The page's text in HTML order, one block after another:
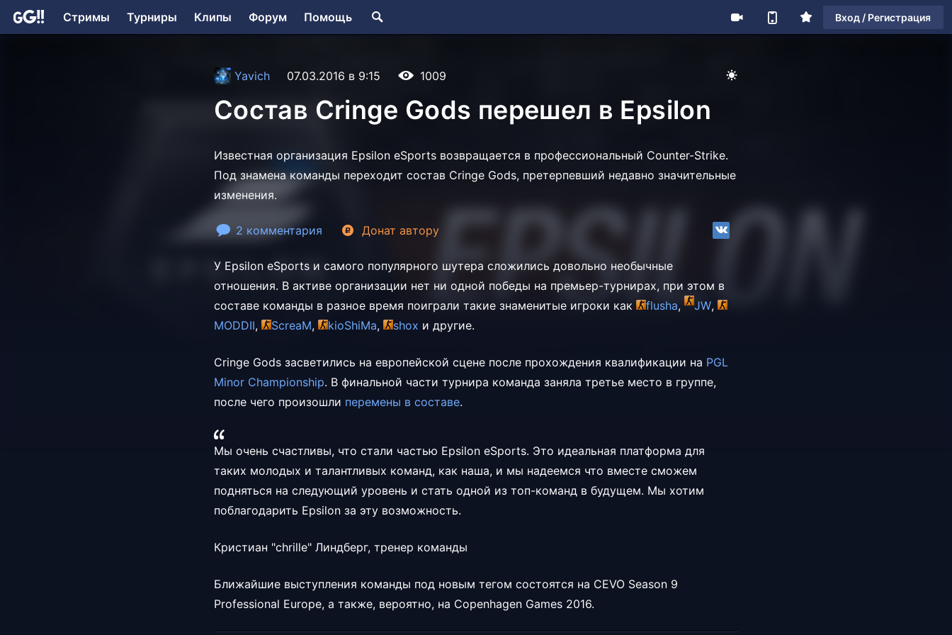
Стримы Турниры Клипы Форум Помощь Вход / Регистрация
Yavich 07.03.2016 в 9:15 1009
Состав Cringe Gods перешел в Epsilon
Известная организация Epsilon eSports возвращается в профессиональный Counter-Strike.
Под знамена команды переходит состав Cringe Gods, претерпевший недавно значительные
изменения.
2 комментария Донат автору
У Epsilon eSports и самого популярного шутера сложились довольно необычные
отношения. В активе организации нет ни одной победы на премьер-турнирах, при этом в
составе команды в разное время поиграли такие знаменитые игроки как
flusha, JW,
MODDII, ScreaM, kioShiMa, shox и другие.
Cringe Gods засветились на европейской сцене после прохождения квалификации на PGL
Minor Championship. В финальной части турнира команда заняла третье место в группе,
после чего произошли перемены в составе.
Мы очень счастливы, что стали частью Epsilon eSports. Это идеальная платформа для
таких молодых и талантливых команд, как наша, и мы надеемся что вместе сможем
подняться на следующий уровень и стать одной из топ-команд в будущем. Мы хотим
поблагодарить Epsilon за эту возможность.
Кристиан "chrille" Линдберг, тренер команды
Ближайшие выступления команды под новым тегом состоятся на CEVO Season 9
Professional Europe, а также, вероятно, на Copenhagen Games 2016.